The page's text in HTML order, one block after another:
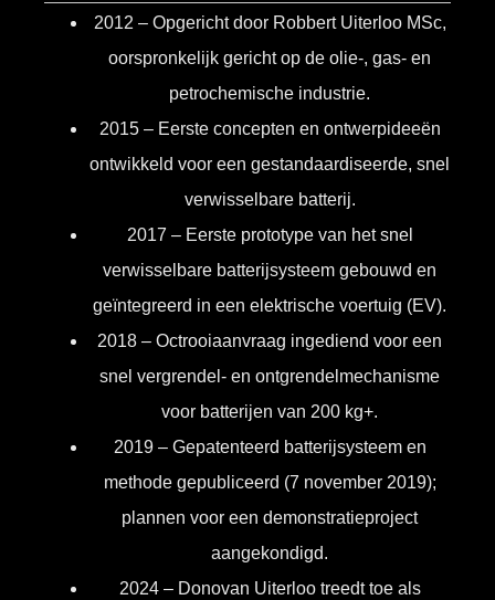
2012 – Opgericht door Robbert Uiterloo MSc,
oorspronkelijk gericht op de olie-, gas- en
petrochemische industrie.
2015 – Eerste concepten en ontwerpideeën
ontwikkeld voor een gestandaardiseerde, snel
verwisselbare batterij.
2017 – Eerste prototype van het snel
verwisselbare batterijsysteem gebouwd en
geïntegreerd in een elektrische voertuig (EV).
2018 – Octrooiaanvraag ingediend voor een
snel vergrendel- en ontgrendelmechanisme
voor batterijen van 200 kg+.
2019 – Gepatenteerd batterijsysteem en
methode gepubliceerd (7 november 2019);
plannen voor een demonstratieproject
aangekondigd.
2024 – Donovan Uiterloo treedt toe als